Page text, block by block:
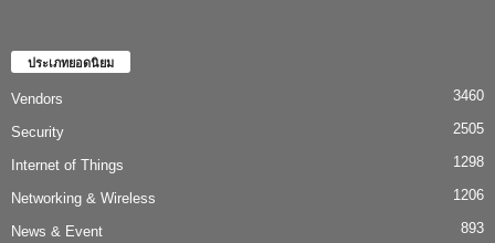
ประเภทยอดนิยม
Vendors 3460
Security 2505
Internet of Things 1298
Networking & Wireless 1206
News & Event 893